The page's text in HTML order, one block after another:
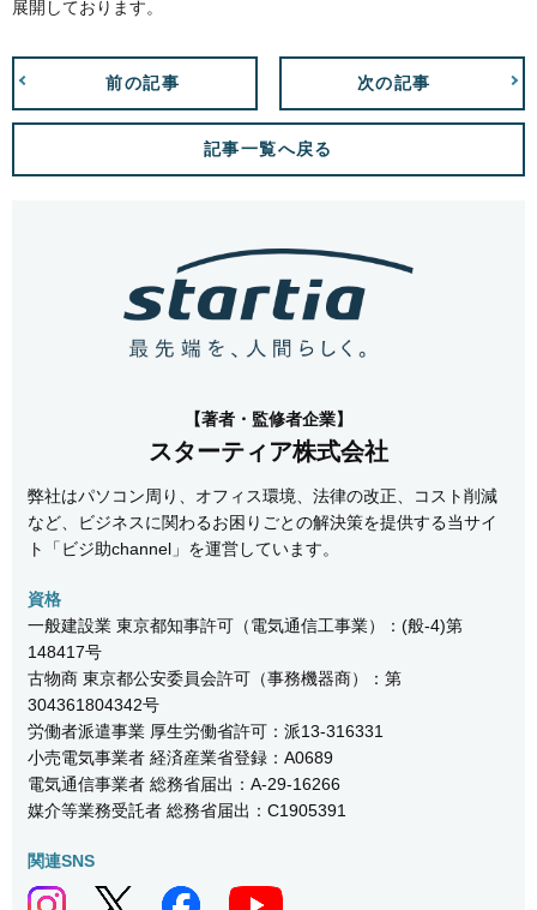
展開しております。
前の記事
記事一覧へ戻る
次の記事
【著者・監修者企業】
スターティア株式会社
弊社はパソコン周り、オフィス環境、法律の改正、コスト削減
など、ビジネスに関わるお困りごとの解決策を提供する当サイ
ト「ビジ助channel」を運営しています。
資格
一般建設業 東京都知事許可（電気通信工事業）：(般-4)第
148417号
古物商 東京都公安委員会許可（事務機器商）：第
304361804342号
労働者派遣事業 厚生労働省許可：派13-316331
小売電気事業者 経済産業省登録：A0689
電気通信事業者 総務省届出：A-29-16266
媒介等業務受託者 総務省届出：C1905391
関連SNS